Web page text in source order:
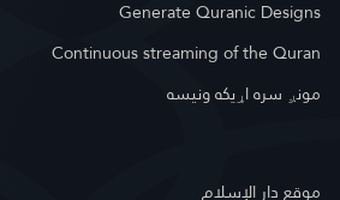
Generate Quranic Designs
Continuous streaming of the Quran
مونږ سره اړیکه ونیسه
موقع دار الإسلام